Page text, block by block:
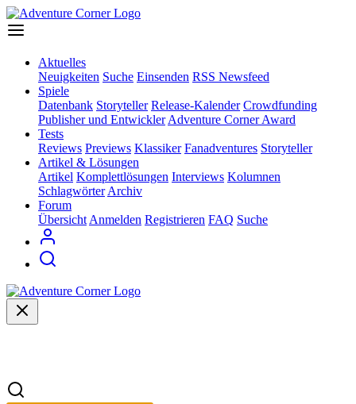
Aktuelles
Neuigkeiten Suche Einsenden RSS Newsfeed
Spiele
Datenbank Storyteller Release-Kalender Crowdfunding
Publisher und Entwickler Adventure Corner Award
Tests
Reviews Previews Klassiker Fanadventures Storyteller
Artikel & Lösungen
Artikel Komplettlösungen Interviews Kolumnen
Schlagwörter Archiv
Forum
Übersicht Anmelden Registrieren FAQ Suche